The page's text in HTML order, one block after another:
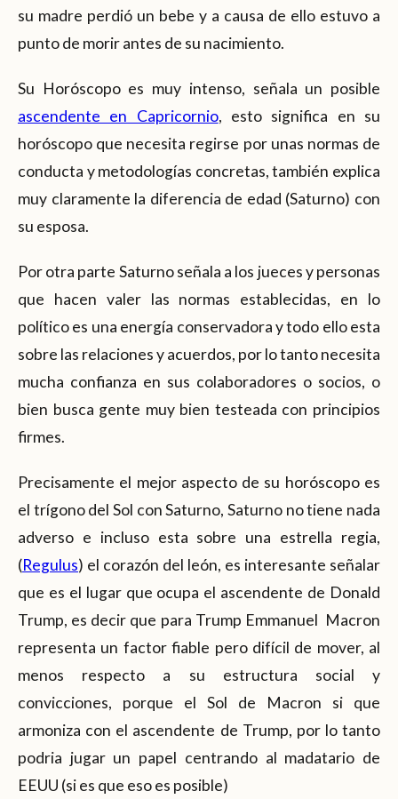
su madre perdió un bebe y a causa de ello estuvo a
punto de morir antes de su nacimiento.
Su Horóscopo es muy intenso, señala un posible
ascendente en Capricornio, esto significa en su
horóscopo que necesita regirse por unas normas de
conducta y metodologías concretas, también explica
muy claramente la diferencia de edad (Saturno) con
su esposa.
Por otra parte Saturno señala a los jueces y personas
que hacen valer las normas establecidas, en lo
político es una energía conservadora y todo ello esta
sobre las relaciones y acuerdos, por lo tanto necesita
mucha confianza en sus colaboradores o socios, o
bien busca gente muy bien testeada con principios
firmes.
Precisamente el mejor aspecto de su horóscopo es
el trígono del Sol con Saturno, Saturno no tiene nada
adverso e incluso esta sobre una estrella regia,
(Regulus) el corazón del león, es interesante señalar
que es el lugar que ocupa el ascendente de Donald
Trump, es decir que para Trump Emmanuel Macron
representa un factor fiable pero difícil de mover, al
menos respecto a su estructura social y
convicciones, porque el Sol de Macron si que
armoniza con el ascendente de Trump, por lo tanto
podria jugar un papel centrando al madatario de
EEUU (si es que eso es posible)